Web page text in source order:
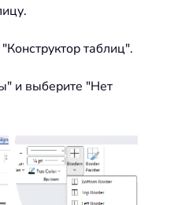
таблиц".
и выберите "Нет